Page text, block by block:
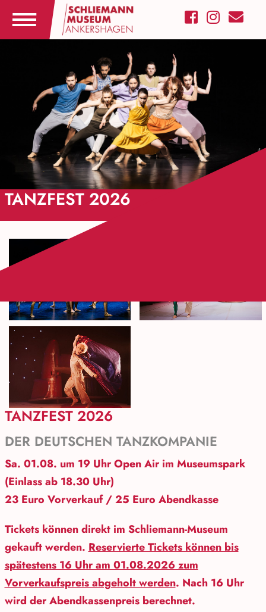
TANZFEST 2026
TANZFEST 2026
DER DEUTSCHEN TANZKOMPANIE
Sa. 01.08. um 19 Uhr Open Air im Museumspark
(Einlass ab 18.30 Uhr)
23 Euro Vorverkauf / 25 Euro Abendkasse
Tickets können direkt im Schliemann-Museum
gekauft werden. Reservierte Tickets können bis
spätestens 16 Uhr am 01.08.2026 zum
Vorverkaufspreis abgeholt werden. Nach 16 Uhr
wird der Abendkassenpreis berechnet.